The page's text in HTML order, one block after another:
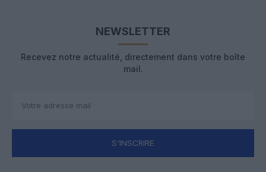
NEWSLETTER
Recevez notre actualité, directement dans votre boîte
mail.
S'INSCRIRE